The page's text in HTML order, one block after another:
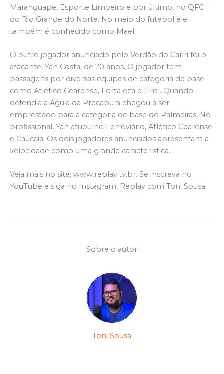
Maranguape, Esporte Limoeiro e por último, no QFC
do Rio Grande do Norte. No meio do futebol ele
também é conhecido como Mael.
O outro jogador anunciado pelo Verdão do Cariri foi o
atacante, Yan Costa, de 20 anos. O jogador tem
passagens por diversas equipes de categoria de base
como Atlético Cearense, Fortaleza e Tirol. Quando
defendia a Águia da Precabura chegou a ser
emprestado para a categoria de base do Palmeiras. No
profissional, Yan atuou no Ferroviário, Atlético Cearense
e Caucaia. Os dois jogadores anunciados apresentam a
velocidade como uma grande característica.
Veja mais no site; www.replay.tv.br. Se inscreva no
YouTube e siga no Instagram, Replay com Toni Sousa.
Sobre o autor
Toni Sousa